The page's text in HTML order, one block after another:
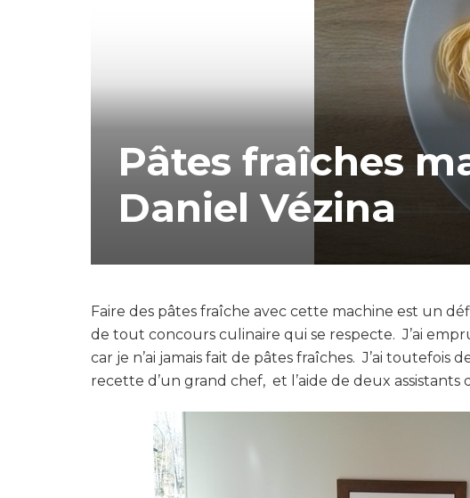
Pâtes fraîches
Daniel Vézina
Faire des pâtes fraîche avec cette machine est un
de tout concours culinaire qui se respecte. J’ai
car je n’ai jamais fait de pâtes fraîches. J’ai toutefois
recette d’un grand chef, et l’aide de deux assistants